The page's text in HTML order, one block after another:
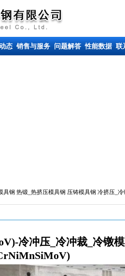
态 销售与服务 问题解答 性能数据 联
具钢 热锻_热挤压模具钢 压铸模具钢 冷挤压_冷
冷冲压_冷冲裁_冷镦